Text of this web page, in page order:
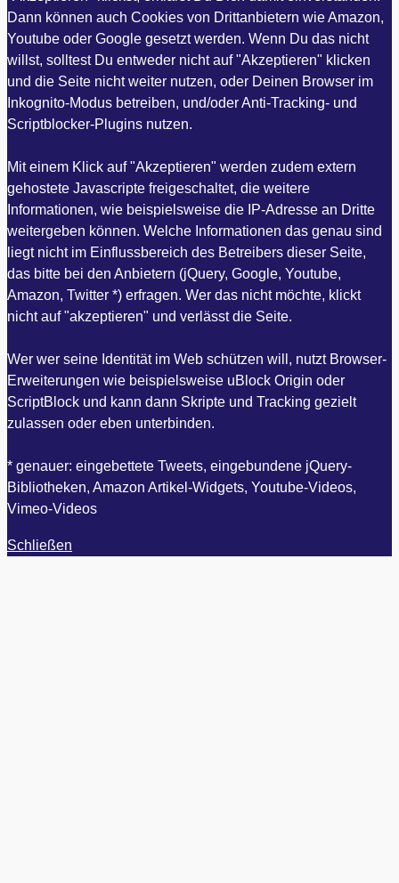
Dann können auch Cookies von Drittanbietern wie Amazon,
Youtube oder Google gesetzt werden. Wenn Du das nicht
willst, solltest Du entweder nicht auf "Akzeptieren" klicken
und die Seite nicht weiter nutzen, oder Deinen Browser im
Inkognito-Modus betreiben, und/oder Anti-Tracking- und
Scriptblocker-Plugins nutzen.
Mit einem Klick auf "Akzeptieren" werden zudem extern
gehostete Javascripte freigeschaltet, die weitere
Informationen, wie beispielsweise die IP-Adresse an Dritte
weitergeben können. Welche Informationen das genau sind
liegt nicht im Einflussbereich des Betreibers dieser Seite,
das bitte bei den Anbietern (jQuery, Google, Youtube,
Amazon, Twitter *) erfragen. Wer das nicht möchte, klickt
nicht auf "akzeptieren" und verlässt die Seite.
Wer wer seine Identität im Web schützen will, nutzt Browser-
Erweiterungen wie beispielsweise uBlock Origin oder
ScriptBlock und kann dann Skripte und Tracking gezielt
zulassen oder eben unterbinden.
* genauer: eingebettete Tweets, eingebundene jQuery-
Bibliotheken, Amazon Artikel-Widgets, Youtube-Videos,
Vimeo-Videos
Schließen